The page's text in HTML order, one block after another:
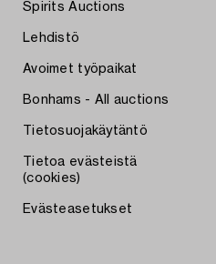
Spirits Auctions
Lehdistö
Avoimet työpaikat
Bonhams - All auctions
Tietosuojakäytäntö
Tietoa evästeistä
(cookies)
Evästeasetukset